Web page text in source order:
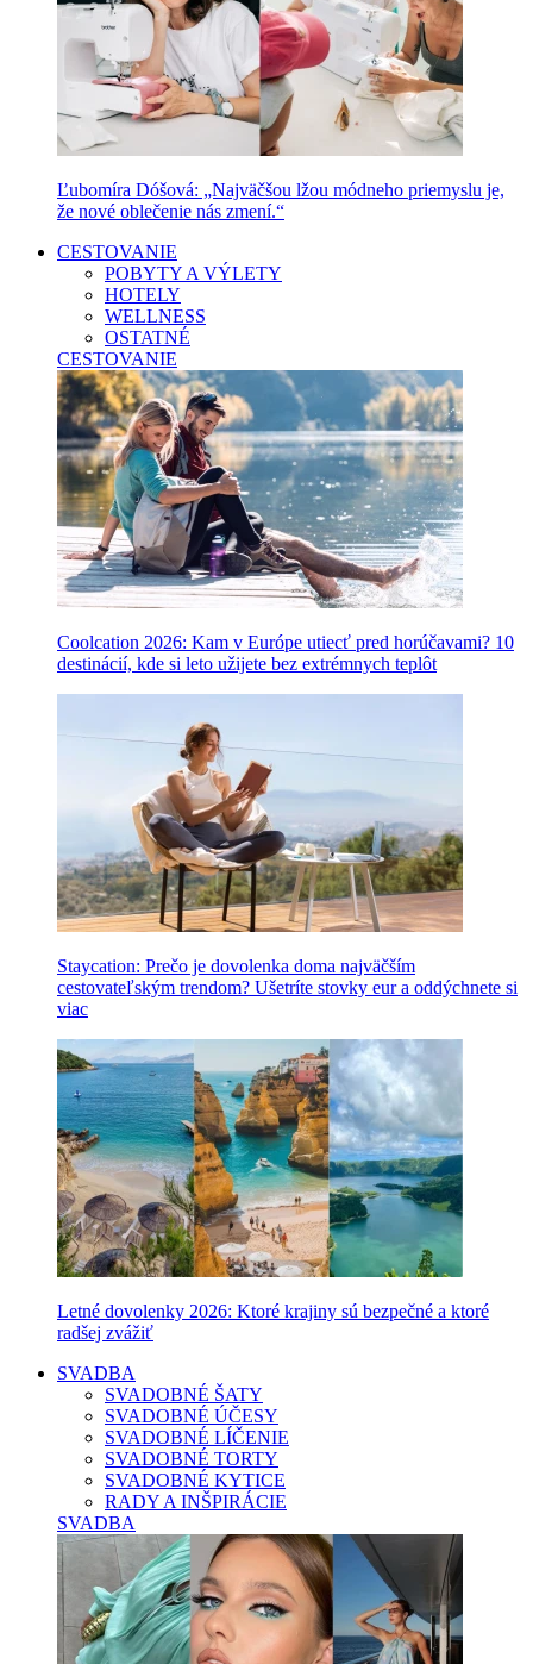
Ľubomíra Dóšová: „Najväčšou lžou módneho priemyslu je,
že nové oblečenie nás zmení.“
CESTOVANIE
POBYTY A VÝLETY
HOTELY
WELLNESS
OSTATNÉ
CESTOVANIE
Coolcation 2026: Kam v Európe utiecť pred horúčavami? 10
destinácií, kde si leto užijete bez extrémnych teplôt
Staycation: Prečo je dovolenka doma najväčším
cestovateľským trendom? Ušetríte stovky eur a oddýchnete si
viac
Letné dovolenky 2026: Ktoré krajiny sú bezpečné a ktoré
radšej zvážiť
SVADBA
SVADOBNÉ ŠATY
SVADOBNÉ ÚČESY
SVADOBNÉ LÍČENIE
SVADOBNÉ TORTY
SVADOBNÉ KYTICE
RADY A INŠPIRÁCIE
SVADBA